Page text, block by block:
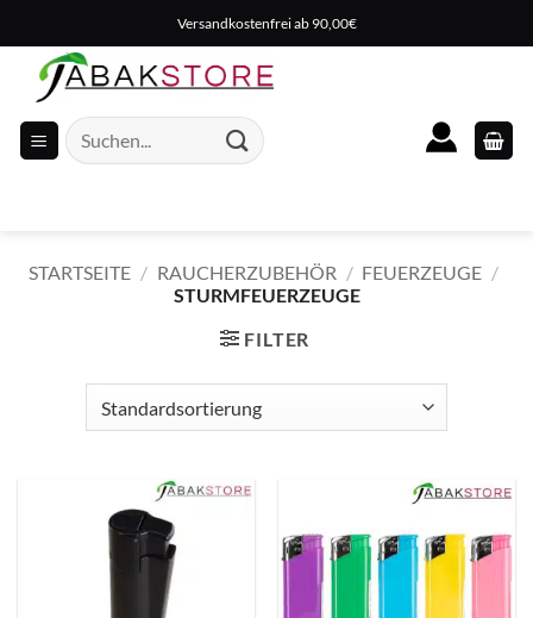
Inhalt
springen
Versandkostenfrei ab 90,00€
Suche
nach:
STARTSEITE / RAUCHERZUBEHÖR / FEUERZEUGE /
STURMFEUERZEUGE
FILTER